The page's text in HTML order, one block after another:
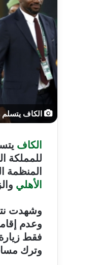
الكاف
الكاف
للمملكة
المنظمة
الأهلي
وعدم
وترك